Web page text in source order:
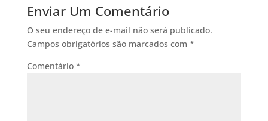
Enviar Um Comentário
O seu endereço de e-mail não será publicado.
Campos obrigatórios são marcados com *
Comentário *